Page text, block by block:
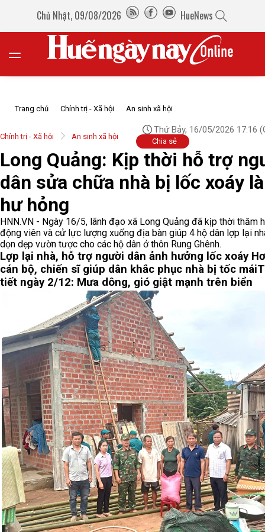
Chủ Nhật, 09/08/2026 HueNews
Trang chủ Chính trị - Xã hội An sinh xã hội
Chính trị - Xã hội An sinh xã hội
Thứ Bảy, 16/05/2026 17:16
Chia sẻ
Long Quảng: Kịp thời hỗ trợ
dân sửa chữa nhà bị lốc xoáy
hư hỏng
HNN.VN - Ngày 16/5, lãnh đạo xã Long Quảng đã kịp thời thăm
động viên và cử lực lượng xuống địa bàn giúp 4 hộ dân lợp lại
dọn dẹp vườn tược cho các hộ dân ở thôn Rung Ghênh.
Lợp lại nhà, hỗ trợ người dân ảnh hưởng lốc xoáy
cán bộ, chiến sĩ giúp dân khắc phục nhà bị tốc mái
tiết ngày 2/12: Mưa dông, gió giật mạnh trên biển